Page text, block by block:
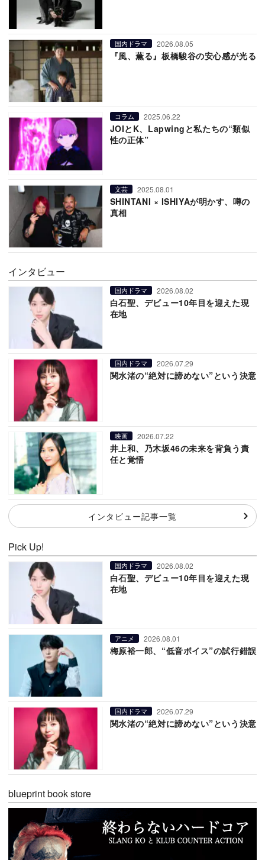
国内ドラマ 2026.08.05
『風、薫る』板橋駿谷の安心感が光る
コラム 2025.06.22
JOIとK、Lapwingと私たちの“類似
性の正体”
文芸 2025.08.01
SHINTANI × ISHIYAが明かす、噂の
真相
インタビュー
国内ドラマ 2026.08.02
白石聖、デビュー10年目を迎えた現
在地
国内ドラマ 2026.07.29
関水渚の“絶対に諦めない”という決意
映画 2026.07.22
井上和、乃木坂46の未来を背負う責
任と覚悟
インタビュー記事一覧
Pick Up!
国内ドラマ 2026.08.02
白石聖、デビュー10年目を迎えた現
在地
アニメ 2026.08.01
梅原裕一郎、“低音ボイス”の試行錯誤
国内ドラマ 2026.07.29
関水渚の“絶対に諦めない”という決意
blueprint book store